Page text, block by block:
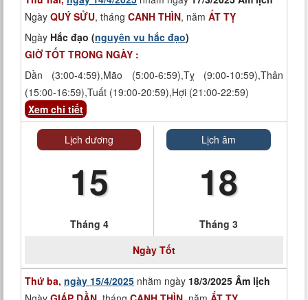
Ngày QUÝ SỬU, tháng CANH THÌN, năm ẤT TỴ
Ngày Hắc đạo (nguyên vu hắc đạo)
GIỜ TỐT TRONG NGÀY :
Dần (3:00-4:59),Mão (5:00-6:59),Tỵ (9:00-10:59),Thân
(15:00-16:59),Tuất (19:00-20:59),Hợi (21:00-22:59)
Xem chi tiết
Lịch dương
15
Tháng 4
Lịch âm
18
Tháng 3
Ngày Tốt
Thứ ba, ngày 15/4/2025 nhằm ngày 18/3/2025 Âm lịch